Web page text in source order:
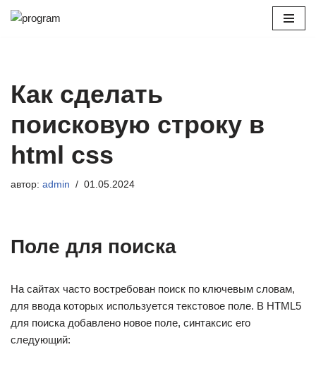
Как сделать
поисковую строку в
html css
автор: admin 01.05.2024
Поле для поиска
На сайтах часто востребован поиск по ключевым словам,
для ввода которых используется текстовое поле. В HTML5
для поиска добавлено новое поле, синтаксис его
следующий: